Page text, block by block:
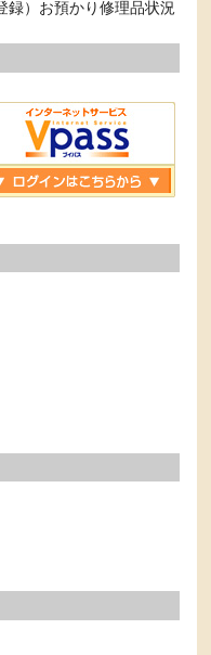
録）お預かり修理品状況